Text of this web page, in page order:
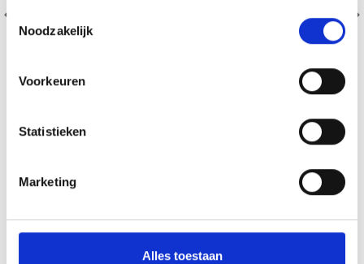
Toestemmingsselectie
Noodzakelijk
Voorkeuren
Statistieken
Marketing
Alles toestaan